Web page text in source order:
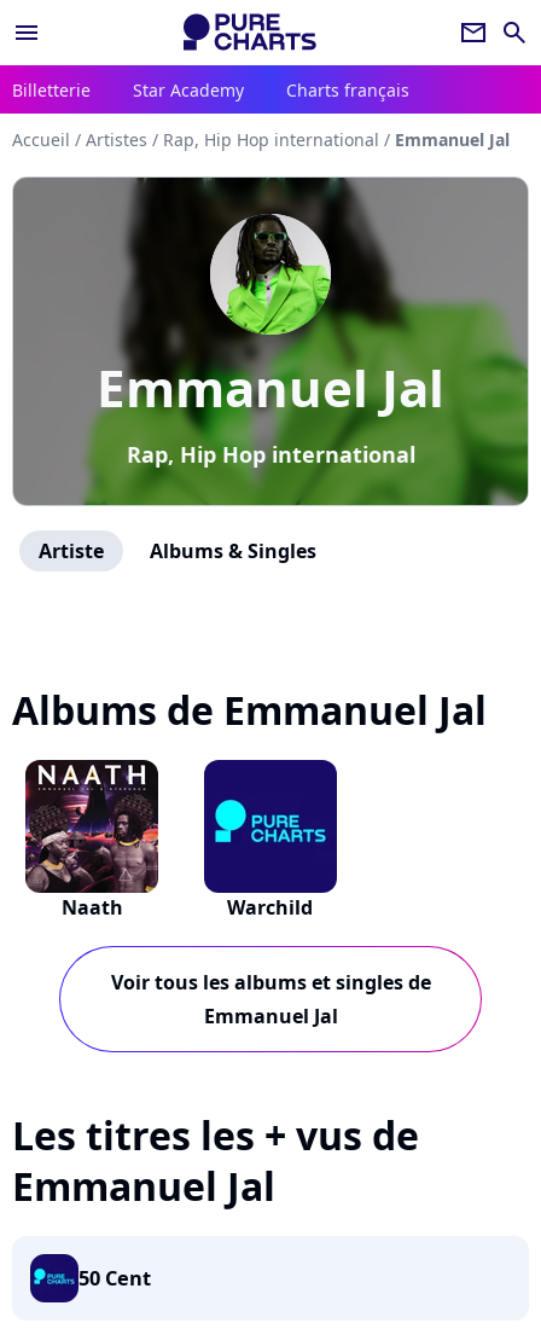
menu newsletter search
Billetterie Star Academy Charts français
Accueil / Artistes / Rap, Hip Hop international / Emmanuel Jal
Emmanuel Jal
Rap, Hip Hop international
Artiste Albums & Singles
Albums de Emmanuel Jal
Naath Warchild
Voir tous les albums et singles de
Emmanuel Jal
Les titres les + vus de
Emmanuel Jal
50 Cent